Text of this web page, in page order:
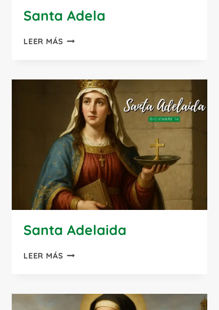
Santa Adela
LEER MÁS SANTA
Santa Adelaida
LEER MÁS SANTA